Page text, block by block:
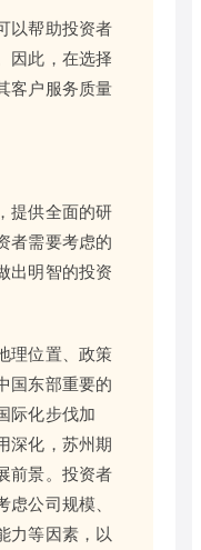
以帮助投资者
因此，在选择
客户服务质量
提供全面的研
者需要考虑的
出明智的投资
理位置、政策
国东部重要的
际化步伐加
深化，苏州期
前景。投资者
公司规模、
力等因素，以